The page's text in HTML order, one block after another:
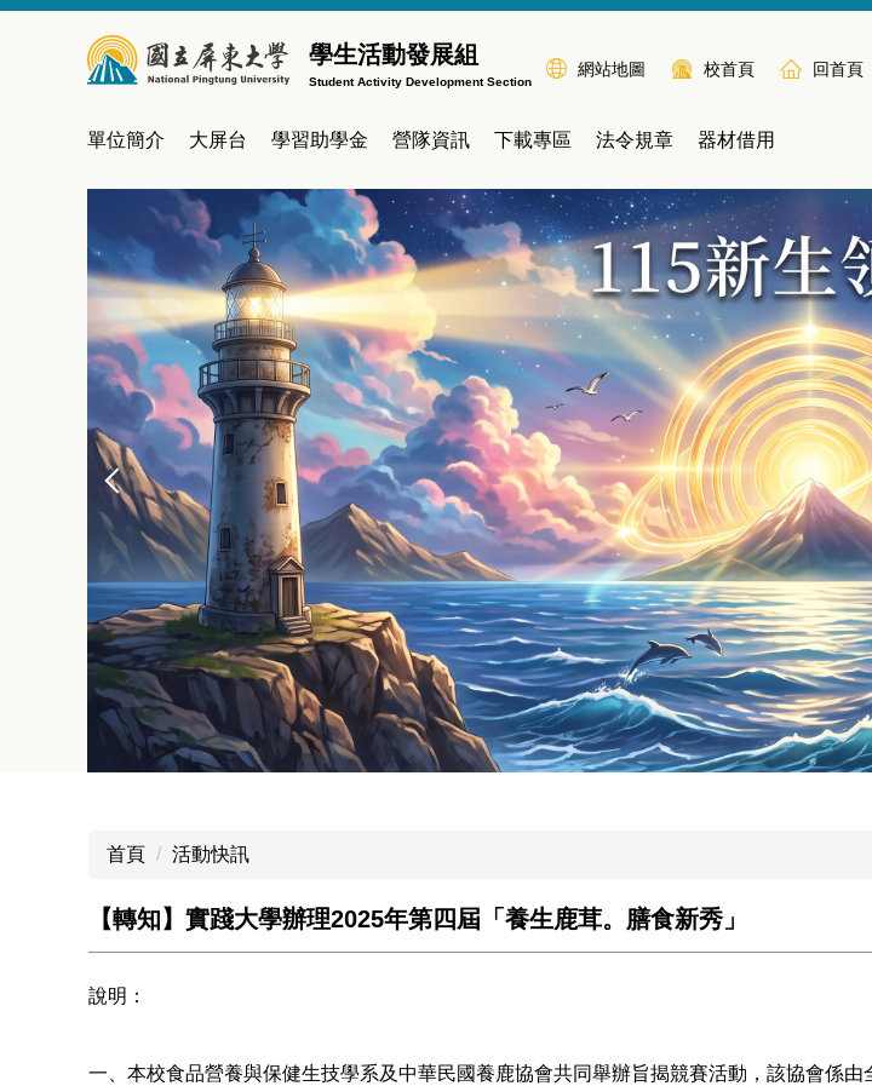
學生活動發展組
Student Activity Development Section
網站地圖 校首頁 回首頁
單位簡介 大屏台 學習助學金 營隊資訊 下載專區 法令規章 器材借用
首頁 活動快訊
【轉知】實踐大學辦理2025年第四屆「養生鹿茸。膳食新秀」
說明：
一、本校食品營養與保健生技學系及中華民國養鹿協會共同舉辦旨揭競賽活動，該協會係